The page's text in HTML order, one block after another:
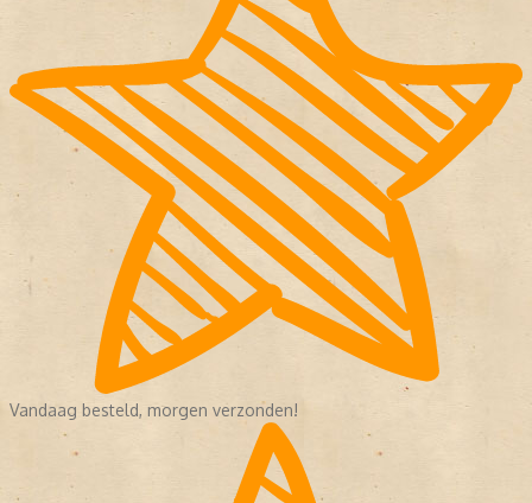
Vandaag besteld, morgen verzonden!